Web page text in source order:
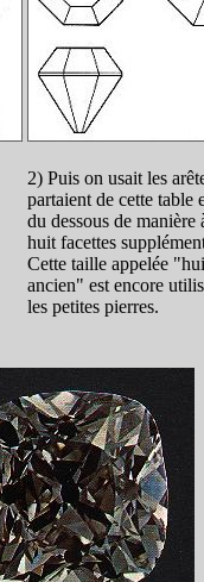
2) Puis on usait les
partaient de cette table
du dessous de manière
huit facettes
Cette taille appelée
ancien" est encore
les petites pierres.